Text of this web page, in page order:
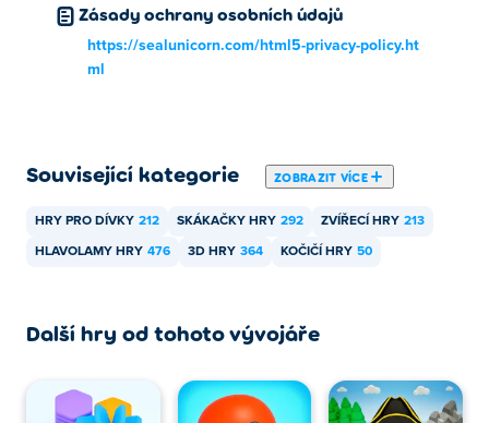
Jak mohu hrát Dual Cat zdarma?
stolních počítačích?
Dual Cat lze hrát na počítači a mobilních zařízeních, jako
Zásady ochrany osobních údajů
https://sealunicorn.com/html5-privacy-policy.ht
ml
Související kategorie ZOBRAZIT VÍCE
HRY PRO DÍVKY 212 SKÁKAČKY HRY 292 ZVÍŘECÍ HRY 213
HLAVOLAMY HRY 476 3D HRY 364 KOČIČÍ HRY 50
Další hry od tohoto vývojáře